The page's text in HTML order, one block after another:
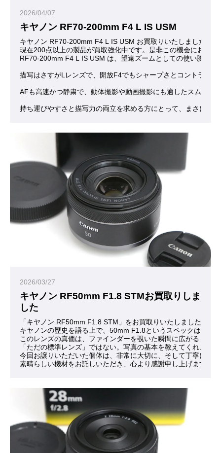
2026/04/07
キヤノン RF70-200mm F4 L IS USM
キヤノン RF70-200mm F4 L IS USM お買取りいたしました。
現在200点以上の製品が買取強化中です。是非この機会にお問合
RF70-200mm F4 L IS USM は、望遠ズームとしての使い勝手
描写はさすがLレンズで、開放F4でもシャープさとコントラス
AFも高速かつ静粛で、動体撮影や動画撮影にも適したスムー
持ち運びやすさと描写力の両立を求める方にとって、まさに“ち
2026/03/27
キヤノン RF50mm F1.8 STMお買取りしま
した
「キヤノン RF50mm F1.8 STM」をお買取りいたしました。
キヤノンの歴史を語る上で、50mm F1.8というスペックは切っ
このレンズの真価は、ファインダーを覗いた瞬間に広がる「肉
「ただの標準レンズ」ではない。写真の基本を教えてくれ、
今回お譲りいただいた個体は、非常に大切に、そして丁寧に扱
素晴らしい機材をお託しいただき、心より感謝申し上げます。